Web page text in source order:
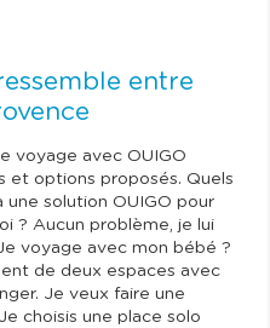
entre
voyage avec OUIGO
et options proposés. Quels
une solution OUIGO pour
? Aucun problème, je lui
voyage avec mon bébé ?
de deux espaces avec
Je veux faire une
choisis une place solo